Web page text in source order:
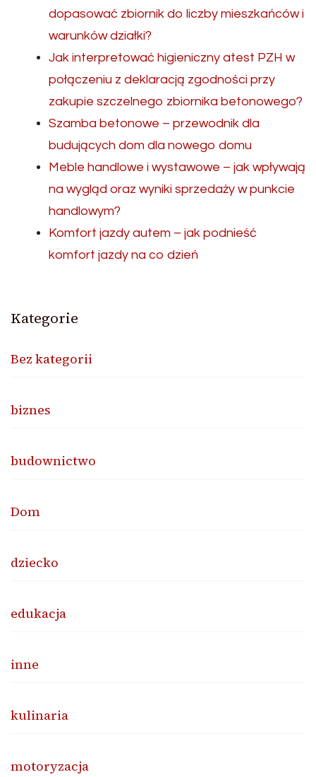
dopasować zbiornik do liczby mieszkańców i
warunków działki?
Jak interpretować higieniczny atest PZH w
połączeniu z deklaracją zgodności przy
zakupie szczelnego zbiornika betonowego?
Szamba betonowe – przewodnik dla
budujących dom dla nowego domu
Meble handlowe i wystawowe – jak wpływają
na wygląd oraz wyniki sprzedaży w punkcie
handlowym?
Komfort jazdy autem – jak podnieść
komfort jazdy na co dzień
Kategorie
Bez kategorii
biznes
budownictwo
Dom
dziecko
edukacja
inne
kulinaria
motoryzacja